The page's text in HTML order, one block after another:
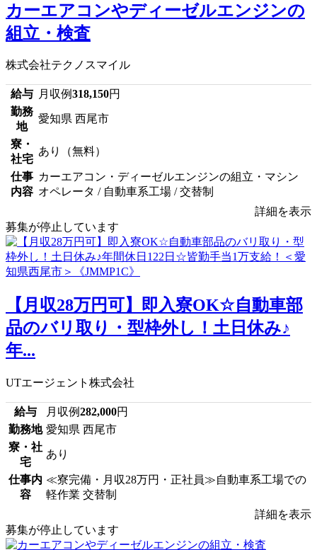
カーエアコンやディーゼルエンジンの
組立・検査
株式会社テクノスマイル
給与 月収例318,150円
勤務
地
愛知県 西尾市
寮・
社宅
あり（無料）
仕事
内容
カーエアコン・ディーゼルエンジンの組立・マシン
オペレータ / 自動車系工場 / 交替制
詳細を表示
募集が停止しています
【月収28万円可】即入寮OK☆自動車部
品のバリ取り・型枠外し！土日休み♪
年...
UTエージェント株式会社
給与 月収例282,000円
勤務地 愛知県 西尾市
寮・社
宅
あり
仕事内
容
≪寮完備・月収28万円・正社員≫自動車系工場での
軽作業 交替制
詳細を表示
募集が停止しています